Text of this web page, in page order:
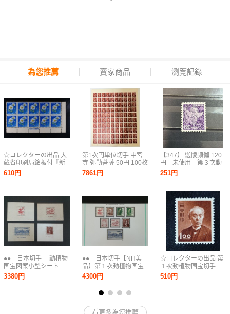
為您推薦 賣家商品 瀏覽記錄
☆コレクターの出品 大
蔵省印刷局銘板付『新
動植物国宝図案切手/キ
ク』１５円/１０Ｂ ＮＨ
610円
●● 日本切手 動植物
国宝図案小型シート
４種 石山寺・姫路
城・ 平等院・ 中宮寺
3380円
第1次円単位切手 中宮
寺 弥勒菩薩 50円 100枚
シート 未使用 長期保管
7861円
●● 日本切手【NH美
品】第１次動植物国宝
切手 ８種完揃え ●●
4300円
【347】 迦陵頻伽 120
円 未使用 第３次動
植物国宝図案切手 糊
有 NH
251円
☆コレクターの出品 第
１次動植物国宝切手
『前島密』１円 ＮＨ美
品 F-12
510円
看更多為您推薦